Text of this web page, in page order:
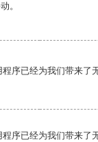
。
序已经为我们带来了
序已经为我们带来了